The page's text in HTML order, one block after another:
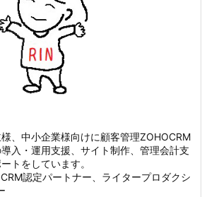
、中小企業様向けに顧客管理ZOHOCRM
入・運用支援、サイト制作、管理会計支
トをしています。
認定パートナー、ライタープロダクシ